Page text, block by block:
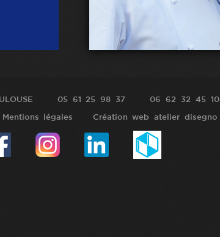
05 61 25 98 37 06 62 32 45 10
Mentions légales Création web atelier disegno